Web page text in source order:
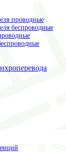
проводные
беспроводные